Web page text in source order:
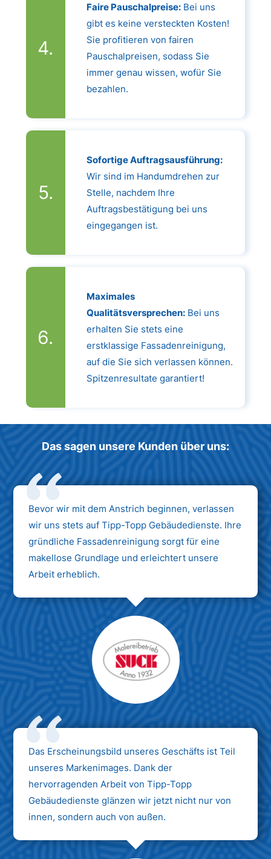
Faire Pauschalpreise:Bei uns
gibt es keine versteckten Kosten!
Sie profitieren von fairen
Pauschalpreisen, sodass Sie
immer genau wissen, wofür Sie
bezahlen.
Sofortige Auftragsausführung:
Wir sind im Handumdrehen zur
Stelle, nachdem Ihre
Auftragsbestätigung bei uns
eingegangen ist.
Maximales
Qualitätsversprechen:Bei uns
erhalten Sie stets eine
erstklassige Fassadenreinigung,
auf die Sie sich verlassen können.
Spitzenresultate garantiert!
Das sagen unsere Kunden über uns:
Bevor wir mit dem Anstrich beginnen, verlassen
wir uns stets auf Tipp-Topp Gebäudedienste. Ihre
gründliche Fassadenreinigung sorgt für eine
makellose Grundlage und erleichtert unsere
Arbeit erheblich.
Das Erscheinungsbild unseres Geschäfts ist Teil
unseres Markenimages. Dank der
hervorragenden Arbeit von Tipp-Topp
Gebäudedienste glänzen wir jetzt nicht nur von
innen, sondern auch von außen.